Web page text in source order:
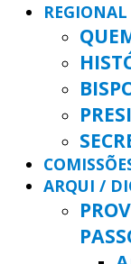
REGIONAL
ARQUI /